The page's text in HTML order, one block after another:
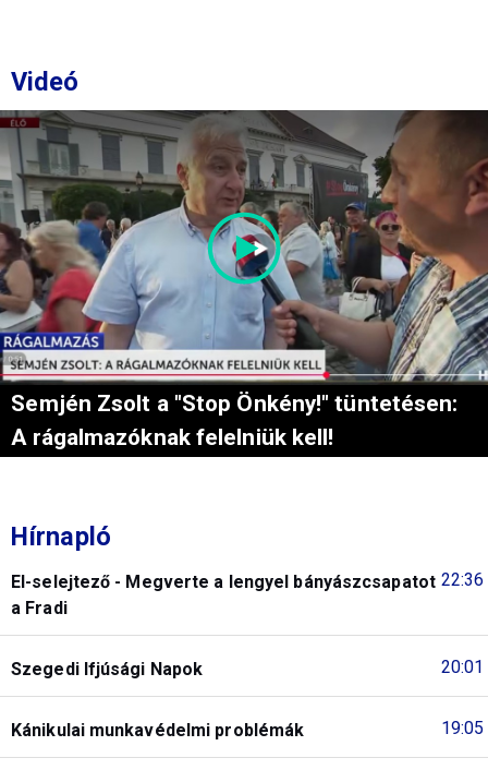
Videó
Semjén Zsolt a "Stop Önkény!" tüntetésen:
A rágalmazóknak felelniük kell!
Hírnapló
22:36
El-selejtező - Megverte a lengyel bányászcsapatot
a Fradi
20:01
Szegedi Ifjúsági Napok
19:05
Kánikulai munkavédelmi problémák